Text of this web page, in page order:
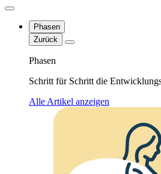
Phasen
Zurück
Phasen
Schritt für Schritt die
Alle Artikel anzeigen